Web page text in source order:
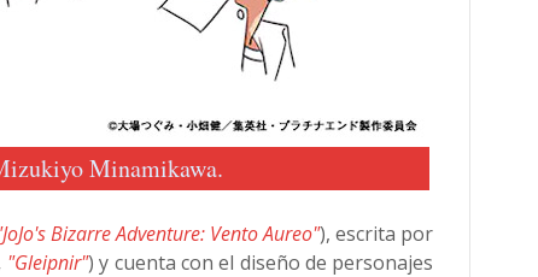
Minamikawa.
Bizarre Adventure: Vento Aureo"), escrita por
"Gleipnir") y cuenta con el diseño de personajes